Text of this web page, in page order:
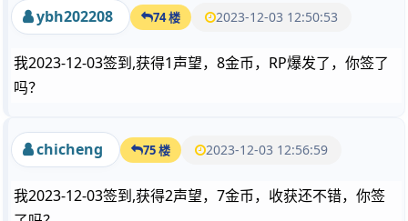
ybh202208 74 楼 2023-12-03 12:50:53
我2023-12-03签到,获得1声望，8金币，RP爆发了，你签了
吗？
chicheng 75 楼 2023-12-03 12:56:59
我2023-12-03签到,获得2声望，7金币，收获还不错，你签